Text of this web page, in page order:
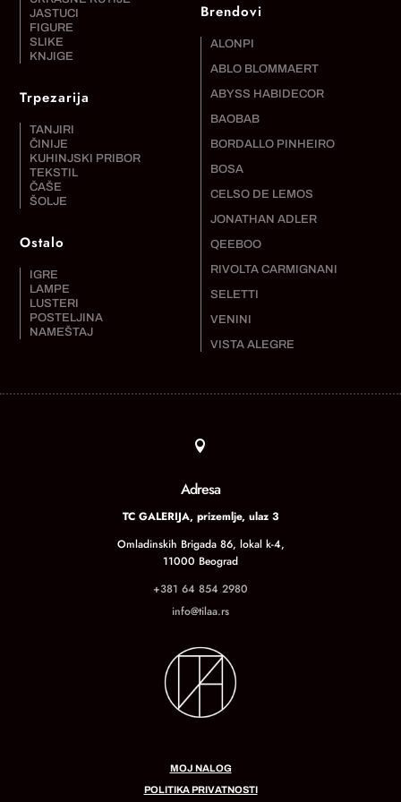
JASTUCI
FIGURE
SLIKE
KNJIGE
Trpezarija
TANJIRI
ČINIJE
KUHINJSKI PRIBOR
TEKSTIL
ČAŠE
ŠOLJE
Ostalo
IGRE
LAMPE
LUSTERI
POSTELJINA
NAMEŠTAJ
Brendovi
ALONPI
ABLO BLOMMAERT
ABYSS HABIDECOR
BAOBAB
BORDALLO PINHEIRO
BOSA
CELSO DE LEMOS
JONATHAN ADLER
QEEBOO
RIVOLTA CARMIGNANI
SELETTI
VENINI
VISTA ALEGRE

Adresa
TC GALERIJA, prizemlje, ulaz 3
Omladinskih Brigada 86, lokal k-4,
11000 Beograd
+381 64 854 2980
info@tilaa.rs
MOJ NALOG
POLITIKA PRIVATNOSTI